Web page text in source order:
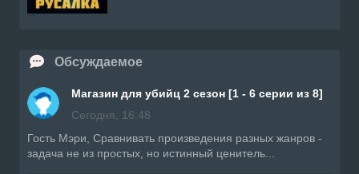
Обсуждаемое
Магазин для убийц 2 сезон [1 - 6 серии из 8]
Сегодня, 16:48
Гость Мэри, Сравнивать произведения разных жанров -
задача не из простых, но истинный ценитель...